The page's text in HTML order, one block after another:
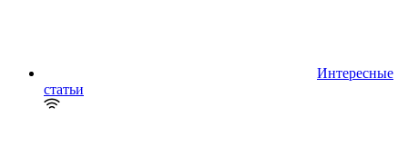
Интересные
статьи